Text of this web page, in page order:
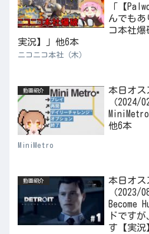
「【
んでもあ
コ本社爆
実況】」他6本
ニコニコ本社（木）
動画紹介
本日オス
（2024/
他6本
MiniMetro
動画紹介
本日オス
（
Become
ドです
す【実況